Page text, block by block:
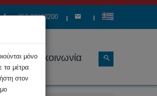
+357 22808200
Επικοινωνία
μόνο
τα μέτρα
στον